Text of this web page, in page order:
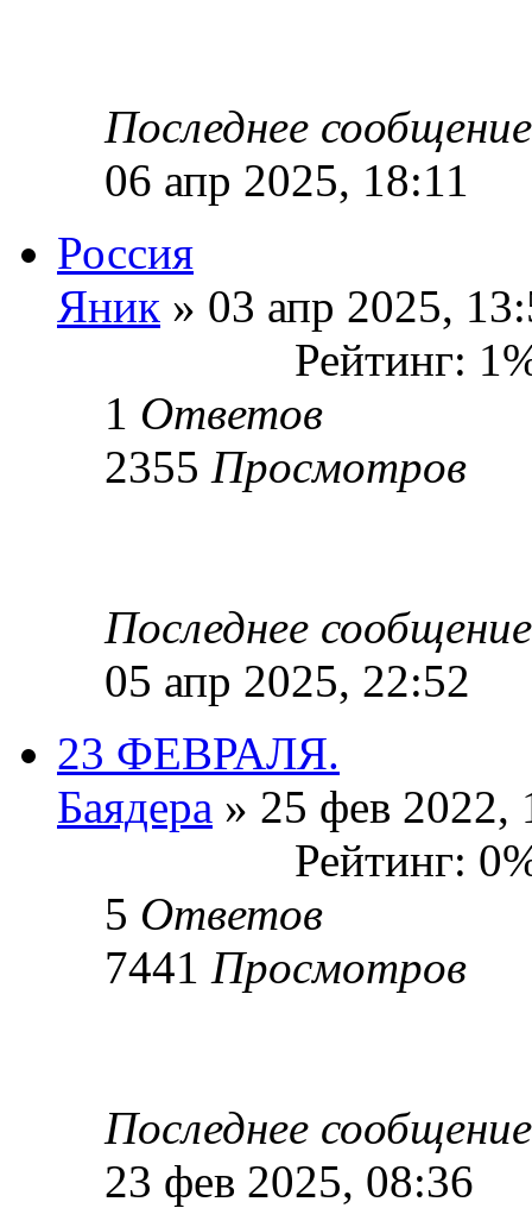
Последнее
06 апр 2025, 18:11
Россия
Яник » 03 апр 2025,
Рейтинг:
1 Ответов
2355 Просмотров
Последнее
05 апр 2025, 22:52
23 ФЕВРАЛЯ.
Баядера » 25 фев 2022,
Рейтинг:
5 Ответов
7441 Просмотров
Последнее
23 фев 2025, 08:36